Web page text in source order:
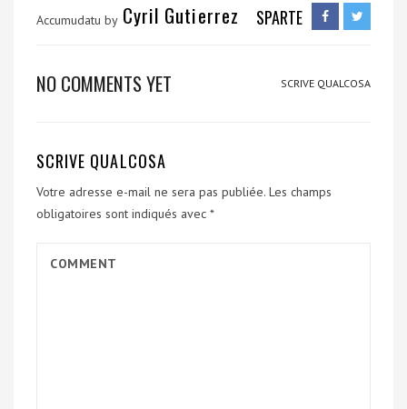
Accumudatu by Cyril Gutierrez SPARTE
NO COMMENTS YET SCRIVE QUALCOSA
SCRIVE QUALCOSA
Votre adresse e-mail ne sera pas publiée. Les champs
obligatoires sont indiqués avec *